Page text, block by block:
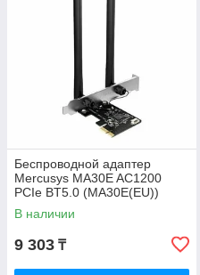
Беспроводной адаптер
Mercusys MA30E AC1200
PCIe BT5.0 (MA30E(EU))
В наличии
9 303 ₸